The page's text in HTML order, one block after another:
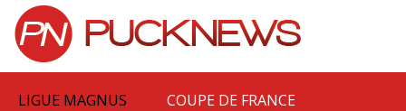
LIGUE MAGNUS COUPE DE FRANCE